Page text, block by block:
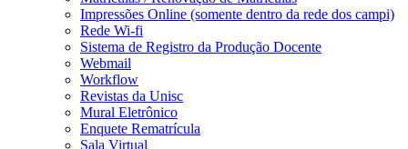
Impressões Online (somente dentro da rede dos campi)
Rede Wi-fi
Sistema de Registro da Produção Docente
Webmail
Workflow
Revistas da Unisc
Mural Eletrônico
Enquete Rematrícula
Sala Virtual